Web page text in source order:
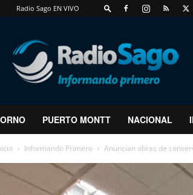
Radio Sago EN VIVO
RadioSago
PUERTO MONTT NACIONAL
Informando Primero Anuncian obras de